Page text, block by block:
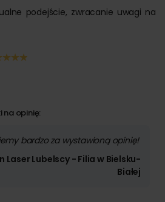
podejście, zwracanie uwagi na
opinię:
bardzo za wystawioną opinię!
Laser Lubelscy - Filia w Bielsku-
Białej